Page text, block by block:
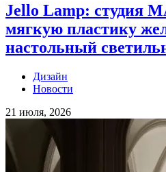
Jello Lamp: студия
мягкую пластику
настольный
Дизайн
Новости
21 июля, 2026